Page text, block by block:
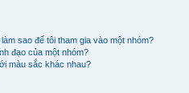
sao để tôi tham gia vào một nhóm?
đạo của một nhóm?
màu sắc khác nhau?